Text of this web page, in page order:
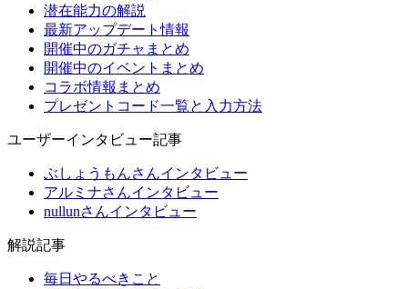
潜在能力の解説
最新アップデート情報
開催中のガチャまとめ
開催中のイベントまとめ
コラボ情報まとめ
プレゼントコード一覧と入力方法
ユーザーインタビュー記事
ぶしょうもんさんインタビュー
アルミナさんインタビュー
nullunさんインタビュー
解説記事
毎日やるべきこと